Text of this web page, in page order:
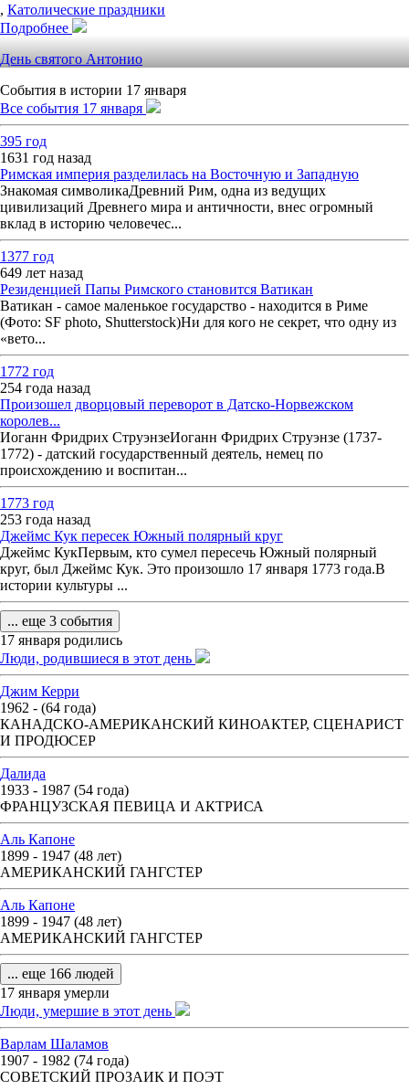
, Католические праздники
Подробнее
День святого Антонио
События в истории 17 января
Все события 17 января
395 год
1631 год назад
Римская империя разделилась на Восточную и Западную
Знакомая символикаДревний Рим, одна из ведущих
цивилизаций Древнего мира и античности, внес огромный
вклад в историю человечес...
1377 год
649 лет назад
Резиденцией Папы Римского становится Ватикан
Ватикан - самое маленькое государство - находится в Риме
(Фото: SF photo, Shutterstock)Ни для кого не секрет, что одну из
«вето...
1772 год
254 года назад
Произошел дворцовый переворот в Датско-Норвежском
королев...
Иоганн Фридрих СтруэнзеИоганн Фридрих Струэнзе (1737-
1772) - датский государственный деятель, немец по
происхождению и воспитан...
1773 год
253 года назад
Джеймс Кук пересек Южный полярный круг
Джеймс КукПервым, кто сумел пересечь Южный полярный
круг, был Джеймс Кук. Это произошло 17 января 1773 года.В
истории культуры ...
... еще 3 события
17 января родились
Люди, родившиеся в этот день
Джим Керри
1962 - (64 года)
КАНАДСКО-АМЕРИКАНСКИЙ КИНОАКТЕР, СЦЕНАРИСТ
И ПРОДЮСЕР
Далида
1933 - 1987 (54 года)
ФРАНЦУЗСКАЯ ПЕВИЦА И АКТРИСА
Аль Капоне
1899 - 1947 (48 лет)
АМЕРИКАНСКИЙ ГАНГСТЕР
Аль Капоне
1899 - 1947 (48 лет)
АМЕРИКАНСКИЙ ГАНГСТЕР
... еще 166 людей
17 января умерли
Люди, умершие в этот день
Варлам Шаламов
1907 - 1982 (74 года)
СОВЕТСКИЙ ПРОЗАИК И ПОЭТ